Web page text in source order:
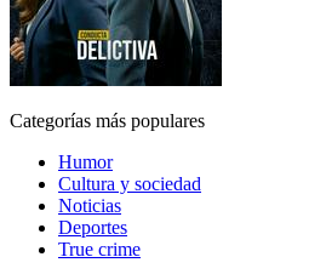
Categorías más populares
Humor
Cultura y sociedad
Noticias
Deportes
True crime